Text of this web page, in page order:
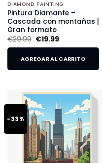
DIAMOND PAINTING
Pintura Diamante –
Cascada con montañas |
Gran formato
€29.99 €19.99
AGREGAR AL CARRITO
-33%